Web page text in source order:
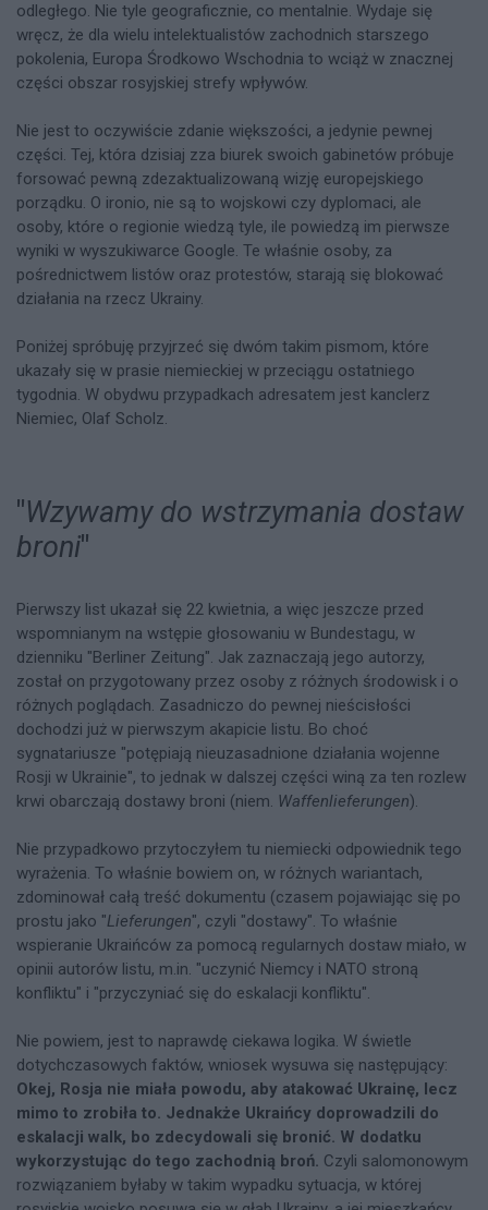
odległego. Nie tyle geograficznie, co mentalnie. Wydaje się
wręcz, że dla wielu intelektualistów zachodnich starszego
pokolenia, Europa Środkowo Wschodnia to wciąż w znacznej
części obszar rosyjskiej strefy wpływów.
Nie jest to oczywiście zdanie większości, a jedynie pewnej
części. Tej, która dzisiaj zza biurek swoich gabinetów próbuje
forsować pewną zdezaktualizowaną wizję europejskiego
porządku. O ironio, nie są to wojskowi czy dyplomaci, ale
osoby, które o regionie wiedzą tyle, ile powiedzą im pierwsze
wyniki w wyszukiwarce Google. Te właśnie osoby, za
pośrednictwem listów oraz protestów, starają się blokować
działania na rzecz Ukrainy.
Poniżej spróbuję przyjrzeć się dwóm takim pismom, które
ukazały się w prasie niemieckiej w przeciągu ostatniego
tygodnia. W obydwu przypadkach adresatem jest kanclerz
Niemiec, Olaf Scholz.
"Wzywamy do wstrzymania dostaw
broni"
Pierwszy list ukazał się 22 kwietnia, a więc jeszcze przed
wspomnianym na wstępie głosowaniu w Bundestagu, w
dzienniku "Berliner Zeitung". Jak zaznaczają jego autorzy,
został on przygotowany przez osoby z różnych środowisk i o
różnych poglądach. Zasadniczo do pewnej nieścisłości
dochodzi już w pierwszym akapicie listu. Bo choć
sygnatariusze "potępiają nieuzasadnione działania wojenne
Rosji w Ukrainie", to jednak w dalszej części winą za ten rozlew
krwi obarczają dostawy broni (niem. Waffenlieferungen).
Nie przypadkowo przytoczyłem tu niemiecki odpowiednik tego
wyrażenia. To właśnie bowiem on, w różnych wariantach,
zdominował całą treść dokumentu (czasem pojawiając się po
prostu jako "Lieferungen", czyli "dostawy". To właśnie
wspieranie Ukraińców za pomocą regularnych dostaw miało, w
opinii autorów listu, m.in. "uczynić Niemcy i NATO stroną
konfliktu" i "przyczyniać się do eskalacji konfliktu".
Nie powiem, jest to naprawdę ciekawa logika. W świetle
dotychczasowych faktów, wniosek wysuwa się następujący:
Okej, Rosja nie miała powodu, aby atakować Ukrainę, lecz
mimo to zrobiła to. Jednakże Ukraińcy doprowadzili do
eskalacji walk, bo zdecydowali się bronić. W dodatku
wykorzystując do tego zachodnią broń. Czyli salomonowym
rozwiązaniem byłaby w takim wypadku sytuacja, w której